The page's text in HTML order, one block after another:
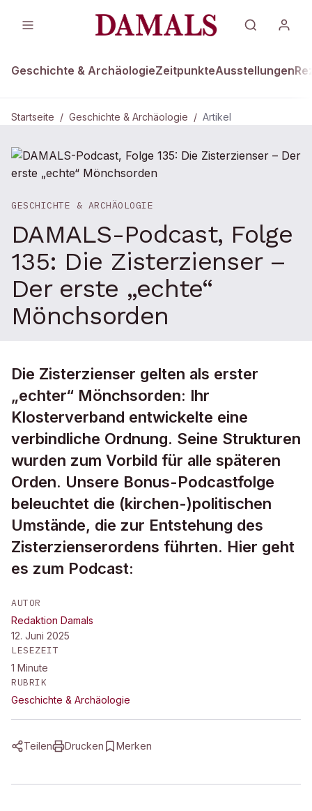
Geschichte & ArchäologieZeitpunkteAusstellungen
Startseite / Geschichte & Archäologie / Artikel
GESCHICHTE & ARCHÄOLOGIE
DAMALS-Podcast, Folge
135: Die Zisterzienser –
Der erste „echte“
Mönchsorden
Die Zisterzienser gelten als erster
„echter“ Mönchsorden: Ihr
Klosterverband entwickelte eine
verbindliche Ordnung. Seine Strukturen
wurden zum Vorbild für alle späteren
Orden. Unsere Bonus-Podcastfolge
beleuchtet die (kirchen-)politischen
Umstände, die zur Entstehung des
Zisterzienserordens führten. Hier geht
es zum Podcast:
AUTOR
Redaktion Damals
12. Juni 2025
LESEZEIT
1 Minute
RUBRIK
Geschichte & Archäologie
Teilen Drucken Merken